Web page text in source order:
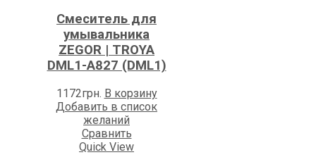
Смеситель для
умывальника
ZEGOR | TROYA
DML1-A827 (DML1)
1172грн. В корзину
Добавить в список
желаний
Сравнить
Quick View